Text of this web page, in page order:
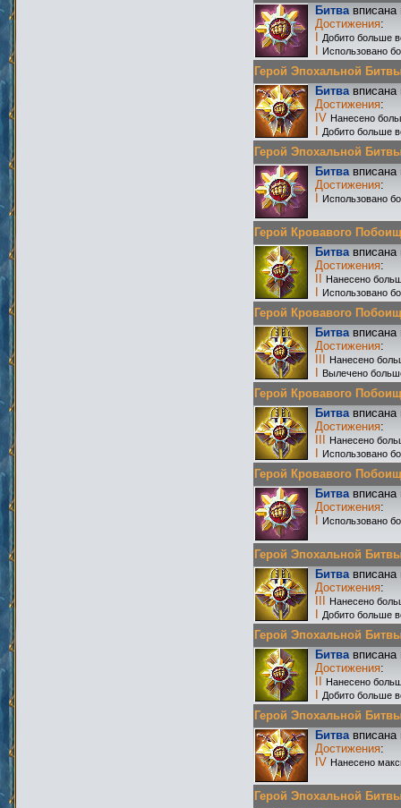
Битвавписана
Достижения:
Добито больше
Использовано
Герой Эпохальной
Битвавписана
Достижения:
IV Нанесено
Добито больше
Герой Эпохальной
Битвавписана
Достижения:
Использовано
Герой Кровавого
Битвавписана
Достижения:
Нанесено
Использовано
Герой Кровавого
Битвавписана
Достижения:
Нанесено
Вылечено
Герой Кровавого
Битвавписана
Достижения:
Нанесено
Использовано
Герой Кровавого
Битвавписана
Достижения:
Использовано
Герой Эпохальной
Битвавписана
Достижения:
Нанесено
Добито больше
Герой Эпохальной
Битвавписана
Достижения:
Нанесено
Добито больше
Герой Эпохальной
Битвавписана
Достижения:
IV Нанесено
Герой Эпохальной